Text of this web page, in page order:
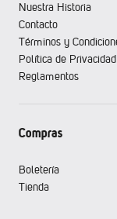
Nuestra Historia
Contacto
Términos y
Política de Privacidad
Reglamentos
Compras
Boletería
Tienda